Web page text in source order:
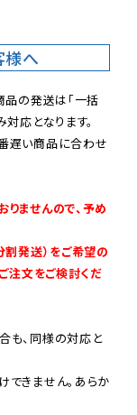
様へ
品の発送は「一括
応となります。
遅い商品に合わせ
ませんので、予め
割発送）をご希望の
注文をご検討くだ
も、同様の対応と
きません。あらか